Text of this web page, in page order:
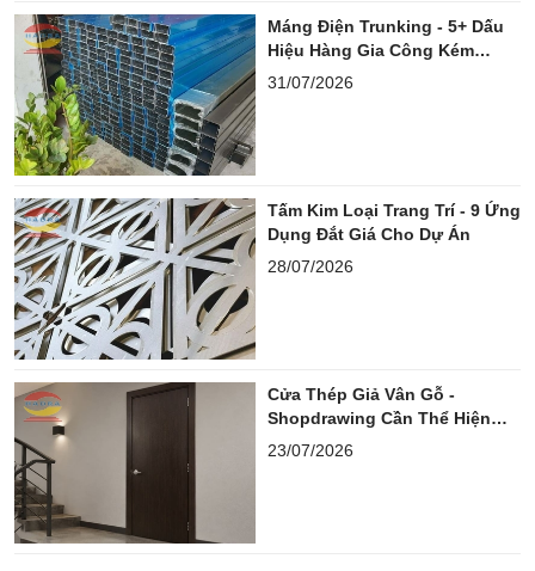
Máng Điện Trunking - 5+ Dấu
Hiệu Hàng Gia Công Kém
Chuẩn
31/07/2026
Tấm Kim Loại Trang Trí - 9 Ứng
Dụng Đắt Giá Cho Dự Án
28/07/2026
Cửa Thép Giả Vân Gỗ -
Shopdrawing Cần Thể Hiện
Những Gì?
23/07/2026